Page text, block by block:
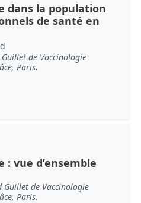
dans la population
de santé en
Guillet de Vaccinologie
Paris.
vue d’ensemble
Guillet de Vaccinologie
Paris.